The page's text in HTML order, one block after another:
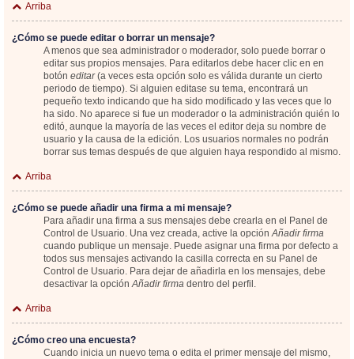
Arriba
¿Cómo se puede editar o borrar un mensaje?
A menos que sea administrador o moderador, solo puede borrar o
editar sus propios mensajes. Para editarlos debe hacer clic en en
botón editar(a veces esta opción solo es válida durante un cierto
periodo de tiempo). Si alguien editase su tema, encontrará un
pequeño texto indicando que ha sido modificado y las veces que lo
ha sido. No aparece si fue un moderador o la administración quién lo
editó, aunque la mayoría de las veces el editor deja su nombre de
usuario y la causa de la edición. Los usuarios normales no podrán
borrar sus temas después de que alguien haya respondido al mismo.
Arriba
¿Cómo se puede añadir una firma a mi mensaje?
Para añadir una firma a sus mensajes debe crearla en el Panel de
Control de Usuario. Una vez creada, active la opciónAñadir firma
cuando publique un mensaje. Puede asignar una firma por defecto a
todos sus mensajes activando la casilla correcta en su Panel de
Control de Usuario. Para dejar de añadirla en los mensajes, debe
desactivar la opciónAñadir firma dentro del perfil.
Arriba
¿Cómo creo una encuesta?
Cuando inicia un nuevo tema o edita el primer mensaje del mismo,